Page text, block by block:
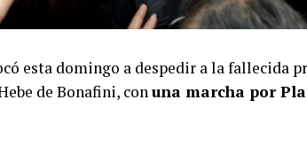
esta domingo a despedir a la fallecida
de Bonafini, conuna marcha por